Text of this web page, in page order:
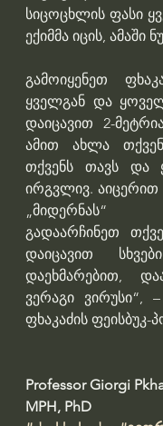
სიცოცხლის ფასი
ექიმმა იცის, ამაში
გამოიყენეთ
ყველგან და
დაიცავით 2-
ამით ახლა
თქვენს თავს და
ირგვლივ. აიცერით
„მიდერნას“
გადაარჩინეთ
დაიცავით
დაეხმარებით,
ვერაგი ვირუსი“,
ფხაკაძის ფეისბუკ-
Professor Giorgi
MPH, PhD